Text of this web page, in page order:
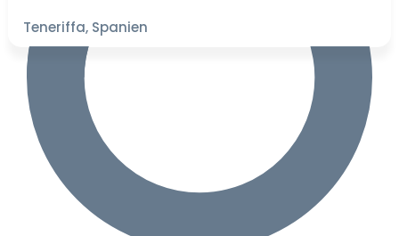
Teneriffa, Spanien